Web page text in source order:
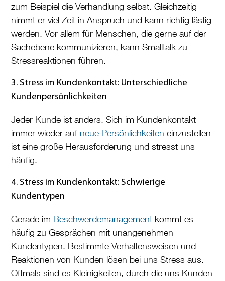
zum Beispiel die Verhandlung selbst. Gleichzeitig
nimmt er viel Zeit in Anspruch und kann richtig lästig
werden. Vor allem für Menschen, die gerne auf der
Sachebene kommunizieren, kann Smalltalk zu
Stressreaktionen führen.
3. Stress im Kundenkontakt: Unterschiedliche
Kundenpersönlichkeiten
Jeder Kunde ist anders. Sich im Kundenkontakt
immer wieder auf neue Persönlichkeiten einzustellen
ist eine große Herausforderung und stresst uns
häufig.
4. Stress im Kundenkontakt: Schwierige
Kundentypen
Gerade im Beschwerdemanagement kommt es
häufig zu Gesprächen mit unangenehmen
Kundentypen. Bestimmte Verhaltensweisen und
Reaktionen von Kunden lösen bei uns Stress aus.
Oftmals sind es Kleinigkeiten, durch die uns Kunden